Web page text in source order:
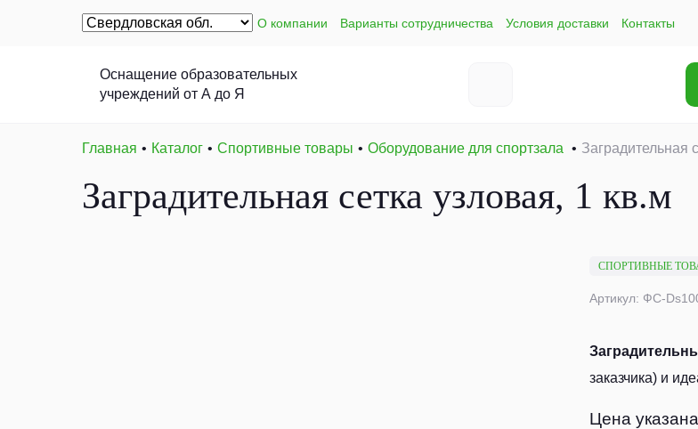
О компании Варианты сотрудничества Условия доставки Контакты
Оснащение образовательных
учреждений от А до Я
Главная Каталог Спортивные товары Оборудование для спортзала Заградительная
Заградительная сетка узловая, 1 кв.м
СПОРТИВНЫЕ
Артикул: ФС-
заказчика) и
Цена